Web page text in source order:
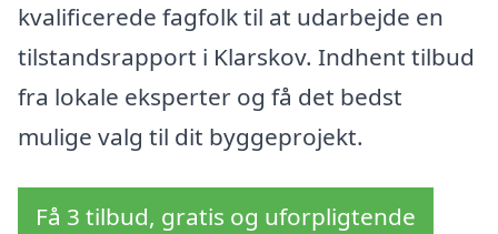
kvalificerede fagfolk til at udarbejde en
tilstandsrapport i Klarskov. Indhent tilbud
fra lokale eksperter og få det bedst
mulige valg til dit byggeprojekt.
Få 3 tilbud, gratis og uforpligtende